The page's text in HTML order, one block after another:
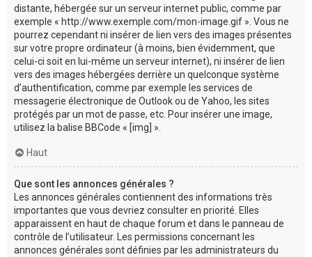
distante, hébergée sur un serveur internet public, comme par
exemple « http://www.exemple.com/mon-image.gif ». Vous ne
pourrez cependant ni insérer de lien vers des images présentes
sur votre propre ordinateur (à moins, bien évidemment, que
celui-ci soit en lui-même un serveur internet), ni insérer de lien
vers des images hébergées derrière un quelconque système
d’authentification, comme par exemple les services de
messagerie électronique de Outlook ou de Yahoo, les sites
protégés par un mot de passe, etc. Pour insérer une image,
utilisez la balise BBCode « [img] ».
Haut
Que sont les annonces générales ?
Les annonces générales contiennent des informations très
importantes que vous devriez consulter en priorité. Elles
apparaissent en haut de chaque forum et dans le panneau de
contrôle de l’utilisateur. Les permissions concernant les
annonces générales sont définies par les administrateurs du